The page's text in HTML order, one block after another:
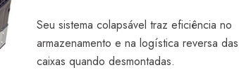
Seu sistema colapsável traz eficiência no
armazenamento e na logística reversa das
caixas quando desmontadas.